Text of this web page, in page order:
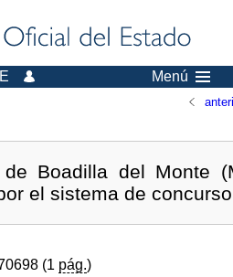
Menú
Boadilla del Monte
el sistema de
(1 pág.)